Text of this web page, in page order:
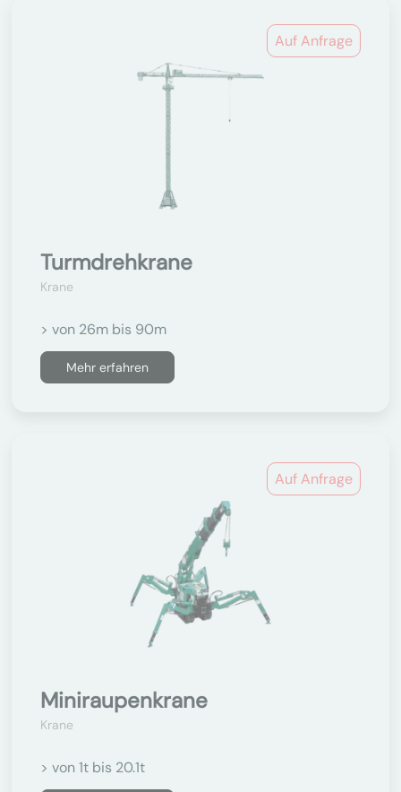
Auf Anfrage
Turmdrehkrane
Krane
> von 26m bis 90m
Mehr erfahren
Auf Anfrage
Miniraupenkrane
Krane
> von 1t bis 20.1t